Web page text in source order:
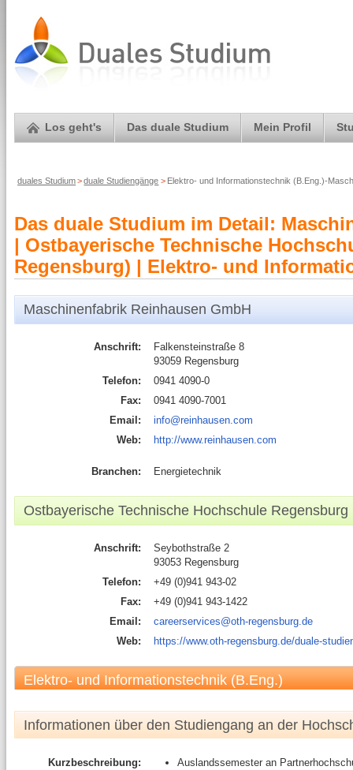
Los geht's Das duale Studium Mein Profil
duales Studium> duale Studiengänge > Elektro- und Informationstechnik (B.Eng.)-
Das duale Studium im Detail:
| Ostbayerische Technische
Regensburg) | Elektro- und
Maschinenfabrik Reinhausen GmbH
Anschrift:
Falkensteinstraße 8
93059 Regensburg
Telefon:
0941 4090-0
Fax:
0941 4090-7001
Email:
info@reinhausen.com
Web:
http://www.reinhausen.com
Branchen: Energietechnik
Ostbayerische Technische Hochschule
Anschrift:
Seybothstraße 2
93053 Regensburg
Telefon:
+49 (0)941 943-02
Fax:
+49 (0)941 943-1422
Email:
careerservices@oth-regensburg.de
Web:
https://www.oth-regensburg.de/duale-
Elektro- und Informationstechnik (B.Eng.)
Informationen über den Studiengang an der
Kurzbeschreibung:
Auslandssemester an